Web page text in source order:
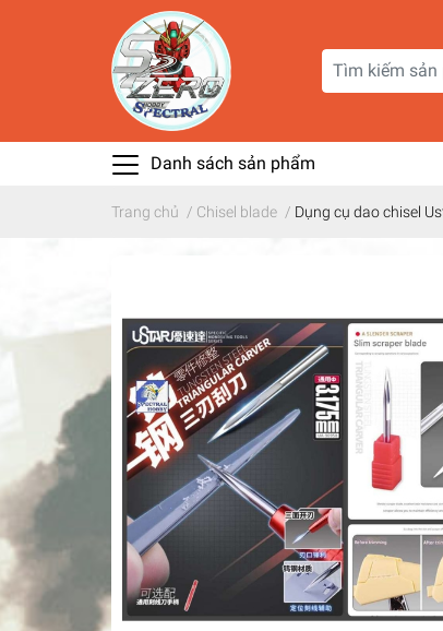
Danh sách sản phẩm
Trang chủ / Chisel blade / Dụng cụ dao chisel